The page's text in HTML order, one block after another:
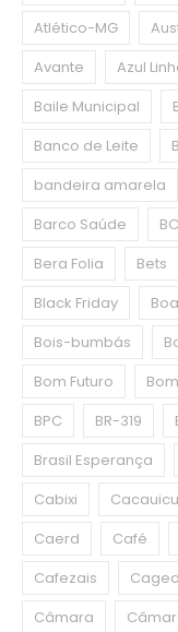
Atlético-MG
Avante
Azul
Baile Municipal
Banco de Leite
bandeira amarela
Barco Saúde
Bera Folia
Bets
Black Friday
Bois-bumbás
Bom Futuro
BPC
BR-319
Brasil Esperança
Cabixi
Caerd
Café
Cafezais
Caged
Câmara